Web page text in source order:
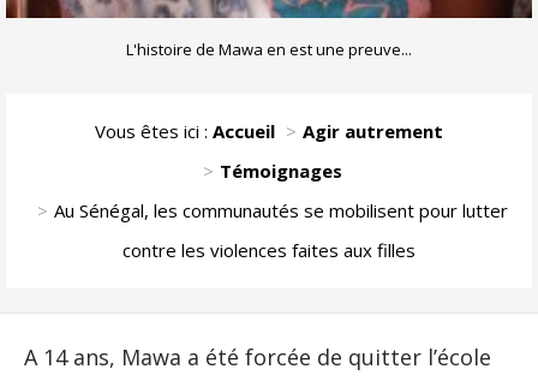
L'histoire de Mawa en est une preuve...
Vous êtes ici : Accueil
Agir autrement
Témoignages
Au Sénégal, les communautés se mobilisent pour lutter
contre les violences faites aux filles
A 14 ans, Mawa a été forcée de quitter l’école